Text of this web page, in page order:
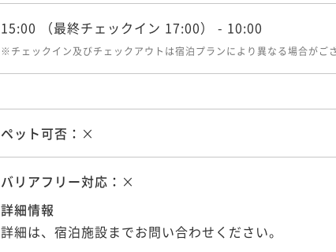
15:00 （最終チェックイン 17:00） - 10:00
※チェックイン及びチェックアウトは宿泊プランにより異なる場合がご
ペット可否： ×
バリアフリー対応： ×
詳細情報
詳細は、宿泊施設までお問い合わせください。